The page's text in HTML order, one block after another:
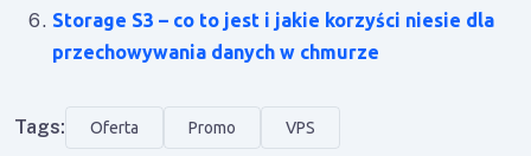
Storage S3 – co to jest i jakie korzyści niesie dla
przechowywania danych w chmurze
Tags: Oferta Promo VPS